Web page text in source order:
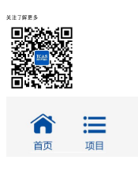
关注了解更多